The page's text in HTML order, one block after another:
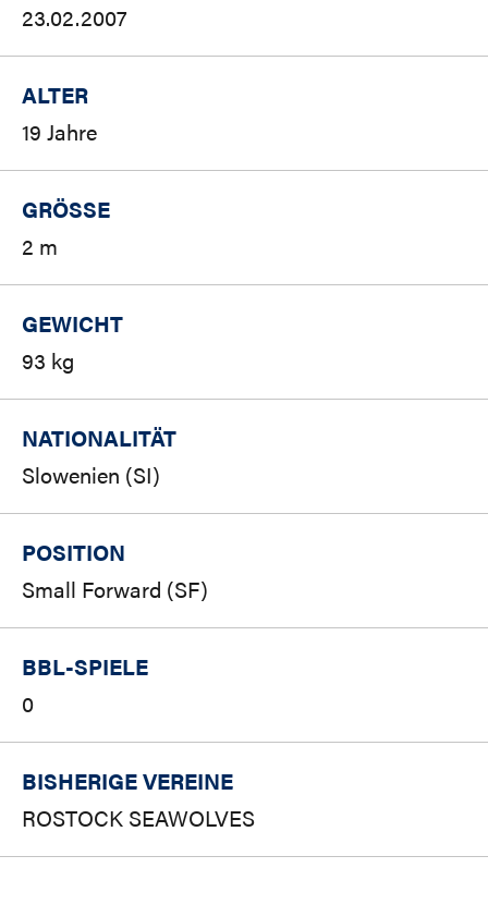
23.02.2007
ALTER
19 Jahre
GRÖSSE
2 m
GEWICHT
93 kg
NATIONALITÄT
Slowenien (SI)
POSITION
Small Forward (SF)
BBL-SPIELE
0
BISHERIGE VEREINE
ROSTOCK SEAWOLVES